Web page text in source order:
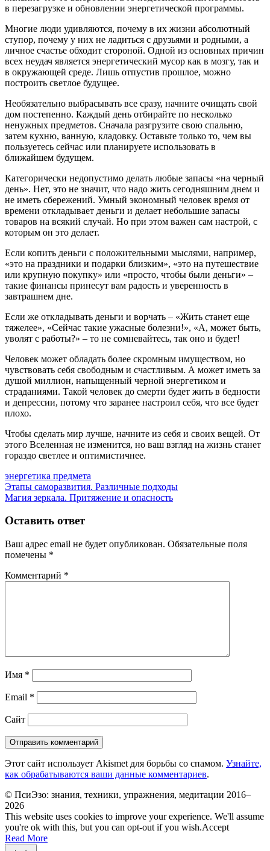
в перезагрузке и обновлении энергетической программы.
Многие люди удивляются, почему в их жизни абсолютный
ступор, почему у них не ладиться с друзьями и родными, а
личное счастье обходит стороной. Одной из основных причин
всех неудач является энергетический мусор как в мозгу, так и
в окружающей среде. Лишь отпустив прошлое, можно
построить светлое будущее.
Необязательно выбрасывать все сразу, начните очищать свой
дом постепенно. Каждый день отбирайте по несколько
ненужных предметов. Сначала разгрузите свою спальню,
затем кухню, ванную, кладовку. Оставьте только то, чем вы
пользуетесь сейчас или планируете использовать в
ближайшем будущем.
Категорически недопустимо делать любые запасы «на черный
день». Нет, это не значит, что надо жить сегодняшним днем и
не иметь сбережений. Умный экономный человек время от
времени откладывает деньги и делает небольшие запасы
товаров на всякий случай. Но при этом важен сам настрой, с
которым он это делает.
Если копить деньги с положительными мыслями, например,
«это на праздники и подарки близким», «это на путешествие
или крупную покупку» или «просто, чтобы были деньги» –
такие финансы принесут вам радость и уверенность в
завтрашнем дне.
Если же откладывать деньги и ворчать – «Жить станет еще
тяжелее», «Сейчас такие ужасные болезни!», «А, может быть,
уволят с работы?» – то не сомневайтесь, так оно и будет!
Человек может обладать более скромным имуществом, но
чувствовать себя свободным и счастливым. А может иметь за
душой миллион, напыщенный черной энергетиком и
страданиями. Такой человек до смерти будет жить в бедности
и депрессии, потому что заранее настроил себя, что все будет
плохо.
Чтобы сделать мир лучше, начните из себя и своих вещей. От
этого Вселенная не изменится, но ваш взгляд на жизнь станет
гораздо светлее и оптимистичнее.
энергетика предмета
Навигация
по
записям
Предыдущая
запись:
Этапы саморазвития. Различные подходы
Следующая
Магия зеркала. Притяжение и опасность
Оставить ответ
Ваш адрес email не будет опубликован. Обязательные поля
помечены *
Комментарий *
Имя *
Email *
Сайт
Этот сайт использует Akismet для борьбы со спамом. Узнайте,
как обрабатываются ваши данные комментариев.
© ПсиЭзо: знания, техники, упражнения, медитации 2016–
2026
This website uses cookies to improve your experience. We'll assume
you're ok with this, but you can opt-out if you wish.Accept
Read More